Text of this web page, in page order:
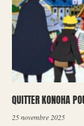
QUITTER KONOHA
25 novembre 2025